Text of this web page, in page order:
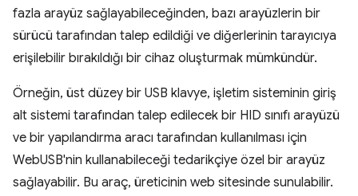
fazla arayüz sağlayabileceğinden, bazı arayüzlerin bir
sürücü tarafından talep edildiği ve diğerlerinin tarayıcıya
erişilebilir bırakıldığı bir cihaz oluşturmak mümkündür.
Örneğin, üst düzey bir USB klavye, işletim sisteminin giriş
alt sistemi tarafından talep edilecek bir HID sınıfı arayüzü
ve bir yapılandırma aracı tarafından kullanılması için
WebUSB'nin kullanabileceği tedarikçiye özel bir arayüz
sağlayabilir. Bu araç, üreticinin web sitesinde sunulabilir.